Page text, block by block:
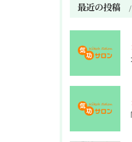
最近の投稿